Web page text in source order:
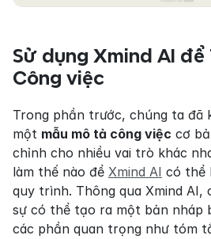
Sử dụng Xmind AI để
Công việc
Trong phần trước, chúng ta đã
một mẫu mô tả công việc cơ
chỉnh cho nhiều vai trò khác
làm thế nào để Xmind AI có thể
quy trình. Thông qua Xmind AI,
sự có thể tạo ra một bản nháp
các phần quan trọng như tóm